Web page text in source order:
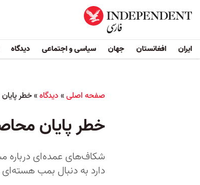
ایران افغانستان جهان سیاسی و اجتماعی دیدگاه
صفحه اصلی»دیدگاه»خطر
خطر پایان
شکاف‌های عمده‌ای درباره
دارد به دنبال بمب